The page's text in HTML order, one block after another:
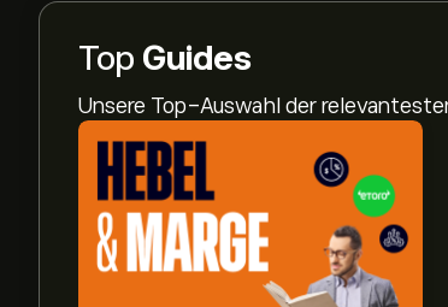
Top Guides
Unsere Top-Auswahl der